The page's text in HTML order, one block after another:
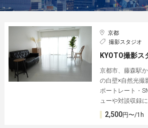
京都
撮影スタジオ
KYOTO撮影ス
京都市、藤森駅
の白壁×自然光撮
ポートレート・
ューや対談収録
2,500円〜/1h